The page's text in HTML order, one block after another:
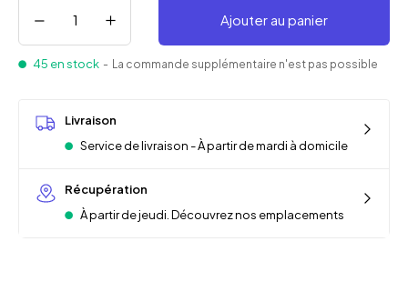
Ajouter au panier
45 en stock - La commande supplémentaire n'est pas possible
Livraison
Service de livraison - À partir de mardi à domicile
Récupération
À partir de jeudi. Découvrez nos emplacements